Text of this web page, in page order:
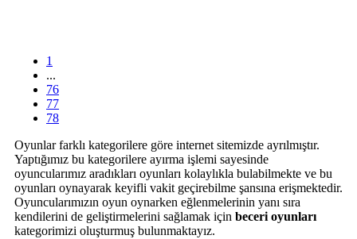
1
...
76
77
78
Oyunlar farklı kategorilere göre internet sitemizde ayrılmıştır.
Yaptığımız bu kategorilere ayırma işlemi sayesinde
oyuncularımız aradıkları oyunları kolaylıkla bulabilmekte ve bu
oyunları oynayarak keyifli vakit geçirebilme şansına erişmektedir.
Oyuncularımızın oyun oynarken eğlenmelerinin yanı sıra
kendilerini de geliştirmelerini sağlamak için beceri oyunları
kategorimizi oluşturmuş bulunmaktayız.